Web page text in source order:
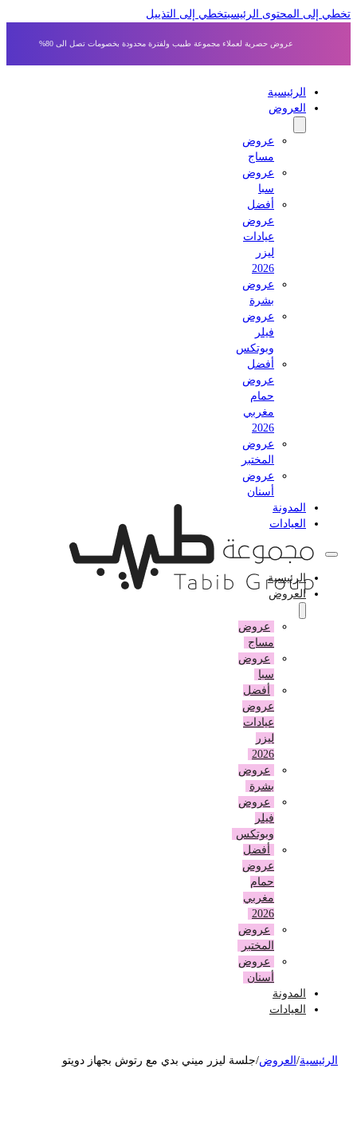
إلى المحتوى الرئيسي تخطي إلى التذييل
عروض حصرية لعملاء مجموعة طبيب ولفترة محدودة بخصومات تصل الى 80%
الرئيسية
العروض
عروض
مساج
عروض
أفضل
عروض
عيادات
عروض
بشرة
عروض
وبوتكس
أفضل
عروض
حمام
مغربي
عروض
المختبر
عروض
أسنان
المدونة
العيادات
الرئيسية
العروض
عروض
مساج
عروض
أفضل
عروض
عيادات
عروض
بشرة
عروض
وبوتكس
أفضل
عروض
حمام
مغربي
عروض
المختبر
عروض
أسنان
المدونة
العيادات
/العروض جلسة ليزر ميني بدي مع رتوش بجهاز دويتو